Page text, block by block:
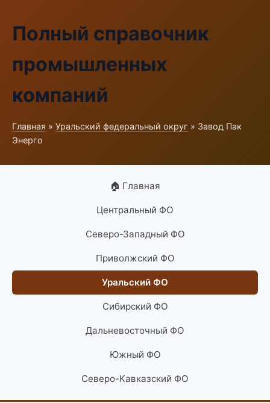
Полный справочник
промышленных
компаний
Главная » Уральский федеральный округ » Завод Пак
Энерго
🏠 Главная
Центральный ФО
Северо-Западный ФО
Приволжский ФО
Уральский ФО
Сибирский ФО
Дальневосточный ФО
Южный ФО
Северо-Кавказский ФО